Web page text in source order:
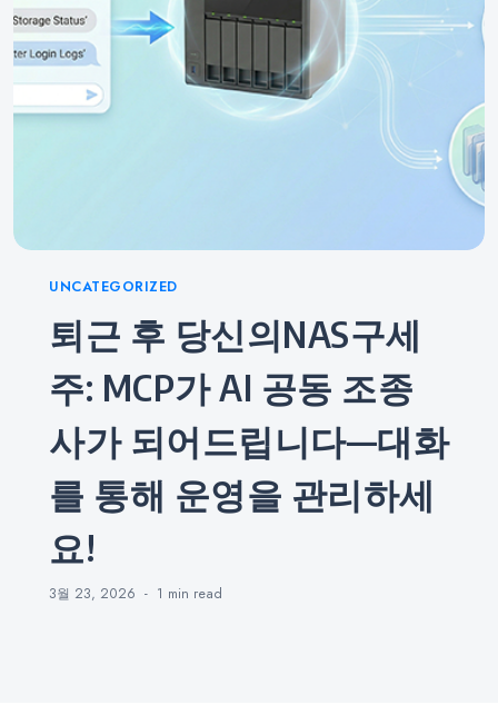
Categories
UNCATEGORIZED
퇴근 후 당신의NAS구세
주: MCP가 AI 공동 조종
사가 되어드립니다—대화
를 통해 운영을 관리하세
요!
3월 23, 2026 1 min read